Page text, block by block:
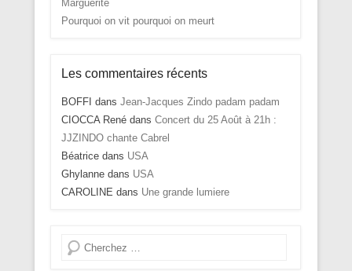
Marguerite
Pourquoi on vit pourquoi on meurt
Les commentaires récents
BOFFI dans Jean-Jacques Zindo padam padam
CIOCCA Renédans Concert du 25 Août à 21h :
JJZINDO chante Cabrel
Béatricedans USA
Ghylannedans USA
CAROLINE dans Une grande lumiere
Recherche